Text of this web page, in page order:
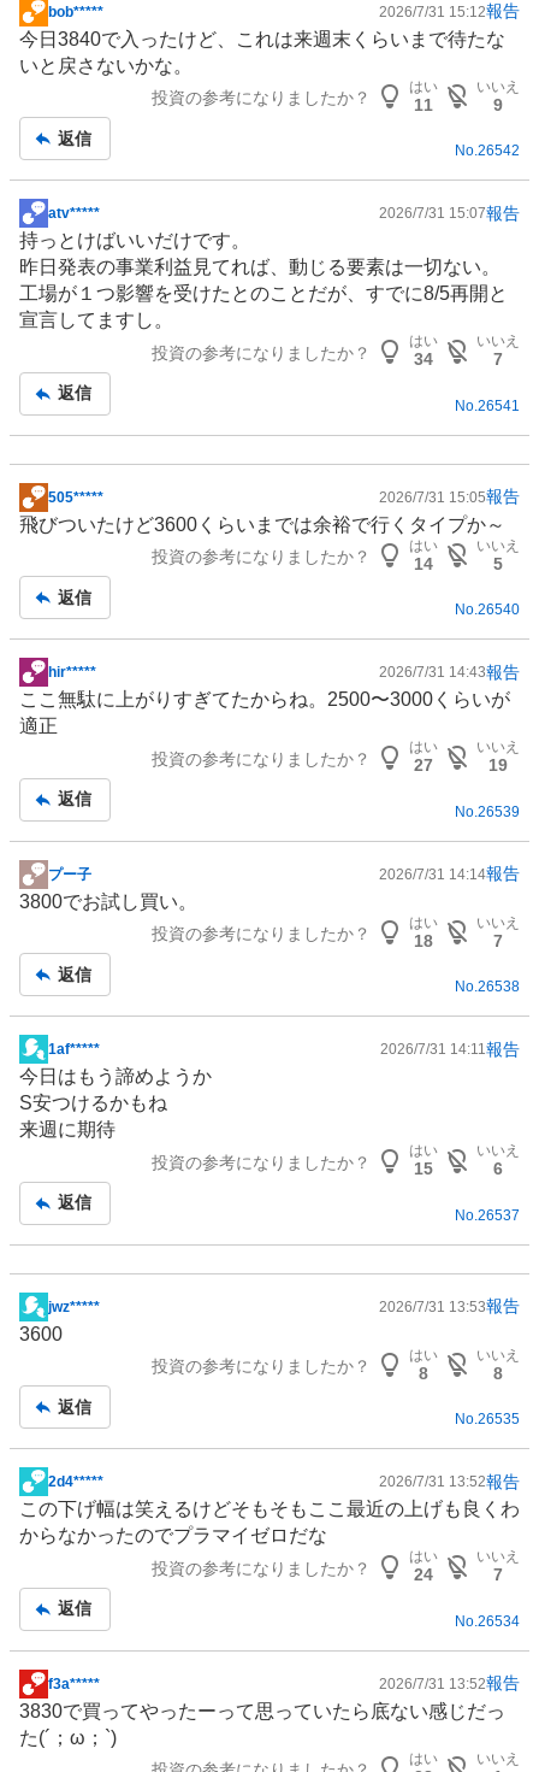
掲
示
板
bob***** 2026/7/31 15:12報告
今日3840で入ったけど、これは来週末くらいまで待たな
いと戻さないかな。
投資の参考になりましたか？
はい
11
いいえ
9
返信
No.26542
掲
示
板
記
事
atv***** 2026/7/31 15:07報告
持っとけばいいだけです。
昨日発表の事業利益見てれば、動じる要素は一切ない。
工場が１つ影響を受けたとのことだが、すでに8/5再開と
宣言してますし。
投資の参考になりましたか？
はい
34
いいえ
7
返信
No. 26541
掲
示
事
505***** 2026/7/31 15:05報告
飛びついたけど3600くらいまでは余裕で行くタイプか～
投資の参考になりましたか？
はい
14
いいえ
5
返信
No.26540
掲
示
板
hir***** 2026/7/31 14:43報告
ここ無駄に上がりすぎてたからね。2500〜3000くらいが
適正
投資の参考になりましたか？
はい
27
いいえ
19
返信
No. 26539
掲
示
事
プー子 2026/7/31 14:14報告
3800でお試し買い。
投資の参考になりましたか？
はい
18
いいえ
7
返信
No.26538
掲
示
板
記
1af***** 2026/7/31 14:11報告
今日はもう諦めようか
S安つけるかもね
来週に期待
投資の参考になりましたか？
はい
15
いいえ
6
返信
No. 26537
掲
示
事
jwz***** 2026/7/31 13:53報告
3600
投資の参考になりましたか？
はい
8
いいえ
8
返信
No.26535
掲
示
板
2d4***** 2026/7/31 13:52報告
この下げ幅は笑えるけどそもそもここ最近の上げも良くわ
からなかったのでプラマイゼロだな
投資の参考になりましたか？
はい
24
いいえ
7
返信
No. 26534
掲
示
板
f3a***** 2026/7/31 13:52報告
3830で買ってやったーって思っていたら底ない感じだっ
た(´；ω；`)
はい いいえ